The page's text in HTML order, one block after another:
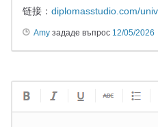
链接： diplomasstudio.com/
Amy зададе въпрос 12/05/2026